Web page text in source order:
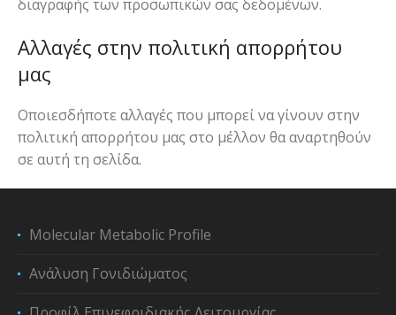
διαγραφής των προσωπικών σας δεδομένων.
Αλλαγές στην πολιτική απορρήτου
μας
Οποιεσδήποτε αλλαγές που μπορεί να γίνουν στην
πολιτική απορρήτου μας στο μέλλον θα αναρτηθούν
σε αυτή τη σελίδα.
Molecular Metabolic Profile
Ανάλυση Γονιδιώματος